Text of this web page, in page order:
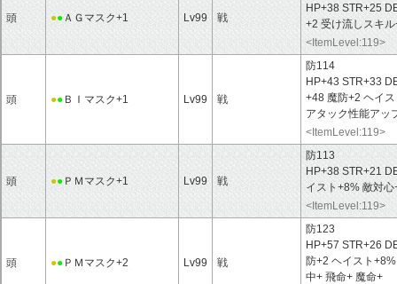
頭 ●● ＡＧマスク+1 Lv99 戦
HP+38 STR+25
+2 受け流しスキ
<ItemLevel:119>
頭 ●● ＢＩマスク+1 Lv99 戦
防114
HP+43 STR+33
+48 魔防+2 ヘイ
アタック性能アッ
<ItemLevel:119>
頭 ●● ＰＭマスク+1 Lv99 戦
防113
HP+38 STR+21
イスト+8% 敵対
<ItemLevel:119>
頭 ●● ＰＭマスク+2 Lv99 戦
防123
HP+57 STR+26
防+2 ヘイスト
中+ 飛命+ 魔命+